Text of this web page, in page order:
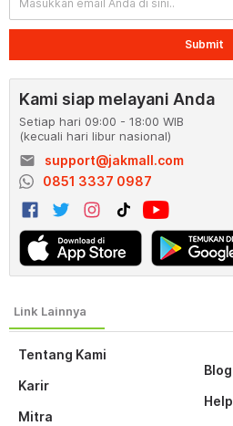
Tentang Kami
Karir
Mitra
Blog
Help
Submit
Kami siap melayani Anda
Setiap hari 09:00 - 18:00 WIB
(kecuali hari libur nasional)
email
support@jakmall.com
0851 3337 0987